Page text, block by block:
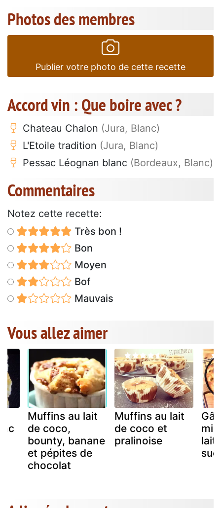
Photos des membres
Publier votre photo de cette recette
Accord vin : Que boire avec ?
Chateau Chalon (Jura, Blanc)
L'Etoile tradition (Jura, Blanc)
Pessac Léognan blanc (Bordeaux, Blanc)
Commentaires
Notez cette recette:
Très bon !
Bon
Moyen
Bof
Mauvais
Vous allez aimer
Muffins au lait
de coco,
bounty, banane
et pépites de
chocolat
Muffins au lait
de coco et
pralinoise
lait